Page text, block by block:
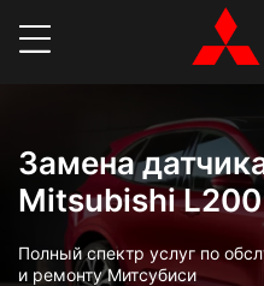
Замена
Mitsubishi L200
Полный спектр услуг по
и ремонту Митсубиси